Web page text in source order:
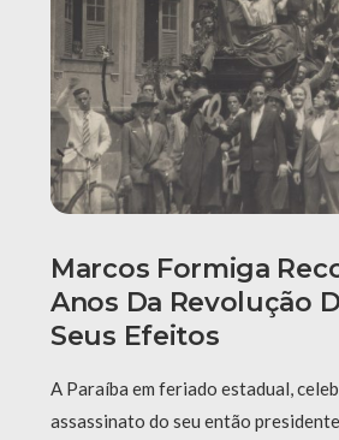
Marcos Formiga
Anos Da Revolução
Seus Efeitos
A Paraíba em feriado estadual,
assassinato do seu então